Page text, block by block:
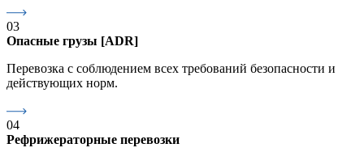
03
Опасные грузы [ADR]
Перевозка с соблюдением всех требований безопасности и
действующих норм.
04
Рефрижераторные перевозки